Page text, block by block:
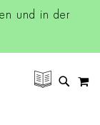
und in der
SUCHE